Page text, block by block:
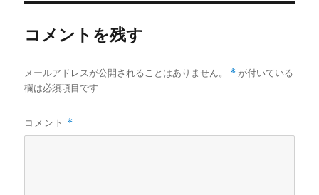
コメントを残す
メールアドレスが公開されることはありません。 * が付いている
欄は必須項目です
コメント *